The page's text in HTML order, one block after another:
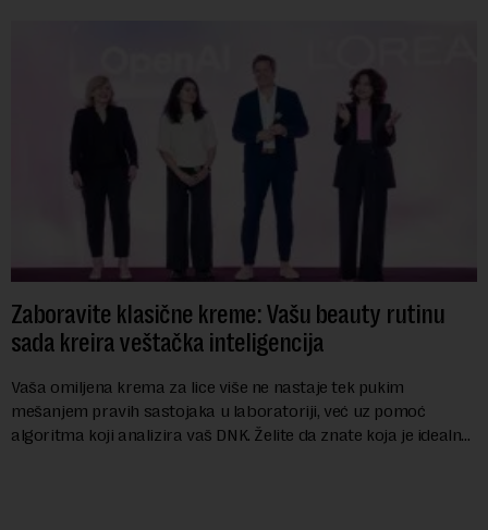
Zaboravite klasične kreme: Vašu beauty rutinu
sada kreira veštačka inteligencija
Vaša omiljena krema za lice više ne nastaje tek pukim
mešanjem pravih sastojaka u laboratoriji, već uz pomoć
algoritma koji analizira vaš DNK. Želite da znate koja je idealna